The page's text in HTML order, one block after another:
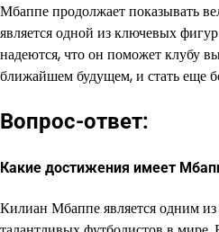
Мбаппе продолжает показывать
является одной из ключевых
надеются, что он поможет клубу
ближайшем будущем, и стать еще
Вопрос-ответ:
Какие достижения имеет
Килиан Мбаппе является одним